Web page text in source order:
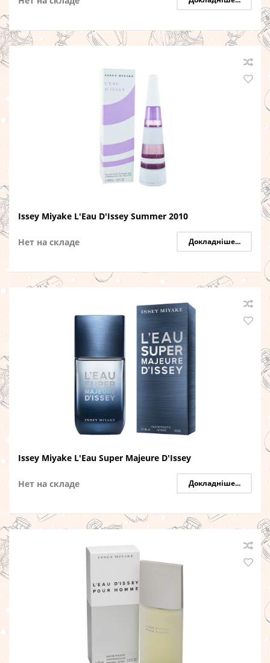
Issey Miyake L'Eau D'Issey Summer 2010
Нет на складе Докладніше...
Issey Miyake L'Eau Super Majeure D'Issey
Нет на складе Докладніше...